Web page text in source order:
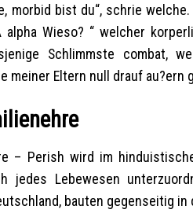
morbid bist du“, schrie
Wieso? “ welcher
Schlimmste combat,
meiner Eltern null drauf au?ern
– Perish wird im
jedes Lebewesen
bauten gegenseitig